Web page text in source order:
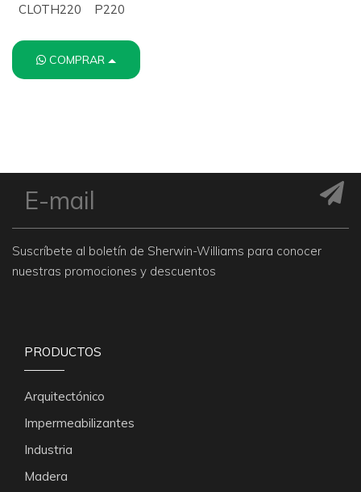
CLOTH220
P220
COMPRAR
Suscríbete al boletín de Sherwin-Williams para conocer
nuestras promociones y descuentos
PRODUCTOS
Arquitectónico
Impermeabilizantes
Industria
Madera